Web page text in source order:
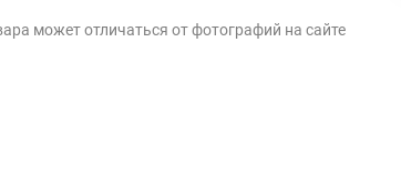
может отличаться от фотографий на сайте